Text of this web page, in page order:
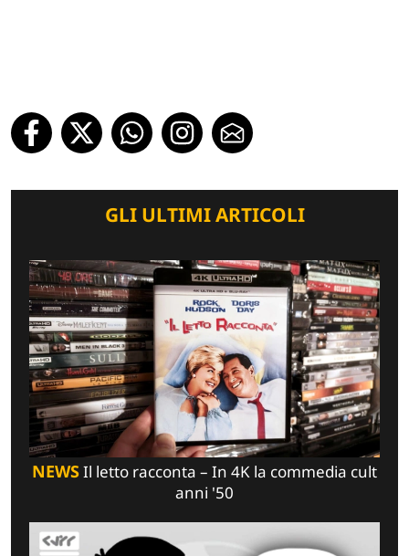
GLI ULTIMI ARTICOLI
NEWSIl letto racconta – In 4K la commedia cult
anni '50